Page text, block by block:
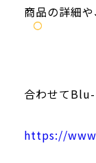
商品の詳細
合わせて
https://